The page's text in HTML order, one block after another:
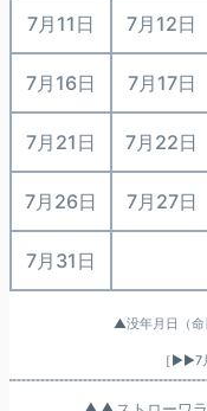
7月11日 7月12日
7月16日 7月17日
7月21日 7月22日
7月26日 7月27日
7月31日
▲没年月日（
［▶▶7